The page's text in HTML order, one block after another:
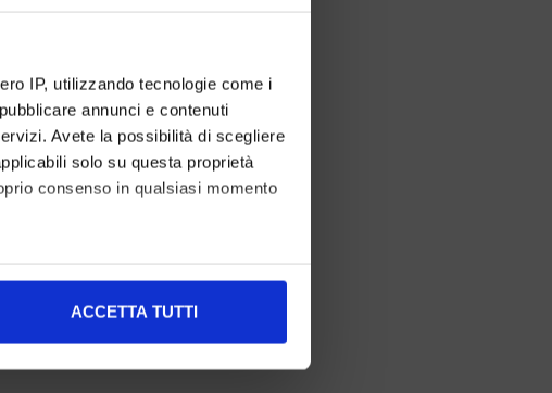
IP, utilizzando tecnologie come i
annunci e contenuti
Avete la possibilità di scegliere
solo su questa proprietà
consenso in qualsiasi momento
specifiche (impronte
nella
ACCETTA TUTTI